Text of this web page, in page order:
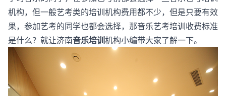
机构，但一般艺考类的培训机构费用都不少，但是只要有效
果，参加艺考的同学也都会选择，那音乐艺考培训收费标准
是什么？就让济南音乐培训机构小编带大家了解一下。